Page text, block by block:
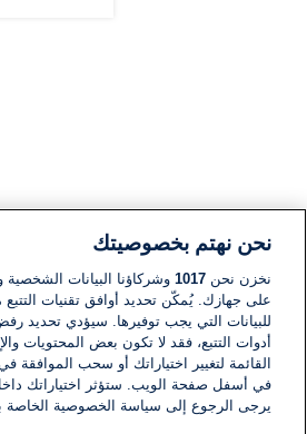
نحن نهتم بخصوصيتك
نخزن نحن 1017 وشركاؤنا البيانات الشخصية
على جهازك. يُمكّن تحديد أوافق تقنيات
للبيانات التي يجب توفيرها. سيؤدي تحديد
أدوات التتبع، فقد لا تكون بعض المحتويات
القائمة لتغيير اختياراتك أو سحب
في أسفل صفحة الويب. ستؤثر اختياراتك داخل
يرجى الرجوع إلى سياسة الخصوصية الخاصة